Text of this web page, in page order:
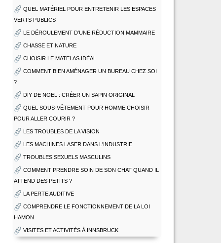
QUEL MATÉRIEL POUR ENTRETENIR LES ESPACES
VERTS PUBLICS
LE DÉROULEMENT D’UNE RÉDUCTION MAMMAIRE
CHASSE ET NATURE
CHOISIR LE MATELAS IDÉAL
COMMENT BIEN AMÉNAGER UN BUREAU CHEZ SOI
?
DIY DE NOËL : CRÉER UN SAPIN ORIGINAL
QUEL SOUS-VÊTEMENT POUR HOMME CHOISIR
POUR ALLER COURIR ?
LES TROUBLES DE LA VISION
LES MACHINES LASER DANS L'INDUSTRIE
TROUBLES SEXUELS MASCULINS
COMMENT PRENDRE SOIN DE SON CHAT QUAND IL
ATTEND DES PETITS ?
LA PERTE AUDITIVE
COMPRENDRE LE FONCTIONNEMENT DE LA LOI
HAMON
VISITES ET ACTIVITÉS À INNSBRUCK